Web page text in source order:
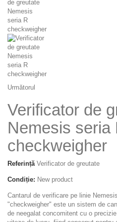
Următorul
Verificator de
Nemesis seria
checkweigher
Referință Verificator de greutate
Condiție: New product
Cantarul de verificare pe linie
"checkweigher" este un sistem de
de neegalat concomitent cu o